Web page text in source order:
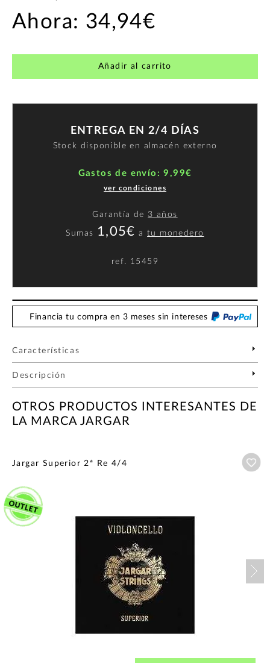
Ahora: 34,94€
Añadir al carrito
ENTREGA EN 2/4 DÍAS
Stock disponible en almacén externo
Gastos de envío: 9,99€
ver condiciones
Garantía de 3 años
Sumas 1,05€ atu monedero
ref. 15459
Financia tu compra en 3 meses sin intereses
Características
Descripción
OTROS PRODUCTOS INTERESANTES DE
LA MARCA JARGAR
Jargar Superior 2ª Re 4/4